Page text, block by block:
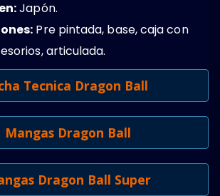
Japón.
Pre pintada, base, caja con
articulada.
Tecnica Dragon Ball
Mangas Dragon Ball
Dragon Ball Super